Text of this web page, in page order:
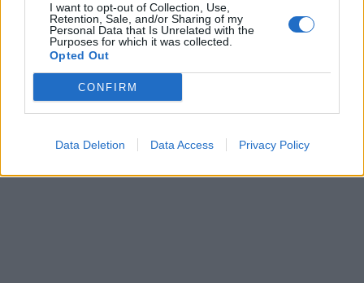
I want to opt-out of Collection, Use,
Retention, Sale, and/or Sharing of my
Personal Data that Is Unrelated with the
Purposes for which it was collected.
Opted Out
CONFIRM
Data Deletion Data Access Privacy Policy